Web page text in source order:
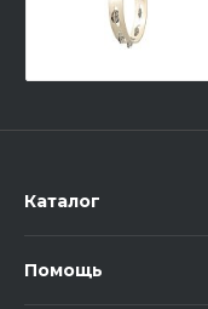
Каталог
Помощь